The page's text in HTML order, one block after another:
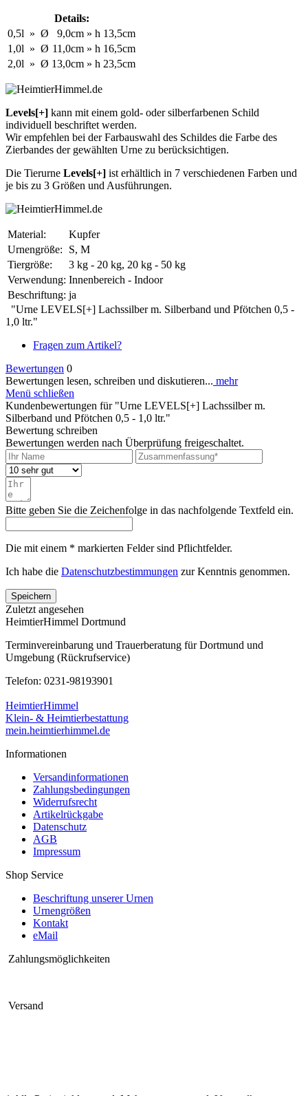
Details:
0,5l » Ø 9,0cm » h 13,5cm
1,0l » Ø 11,0cm » h 16,5cm
2,0l » Ø 13,0cm » h 23,5cm
Levels[+] kann mit einem gold- oder silberfarbenen Schild
individuell beschriftet werden.
Wir empfehlen bei der Farbauswahl des Schildes die Farbe des
Zierbandes der gewählten Urne zu berücksichtigen.
Die Tierurne Levels[+] ist erhältlich in 7 verschiedenen Farben und
je bis zu 3 Größen und Ausführungen.
Material:
Kupfer
Urnengröße:
S, M
Tiergröße:
3 kg - 20 kg, 20 kg - 50 kg
Verwendung: Innenbereich - Indoor
Beschriftung: ja
"Urne LEVELS[+] Lachssilber m. Silberband und Pfötchen 0,5 -
1,0 ltr."
Fragen zum Artikel?
Bewertungen 0
Bewertungen lesen, schreiben und diskutieren... mehr
Menü schließen
Kundenbewertungen für "Urne LEVELS[+] Lachssilber m.
Silberband und Pfötchen 0,5 - 1,0 ltr."
Bewertung schreiben
Bewertungen werden nach Überprüfung freigeschaltet.
Bitte geben Sie die Zeichenfolge in das nachfolgende Textfeld ein.
Die mit einem * markierten Felder sind Pflichtfelder.
Ich habe die Datenschutzbestimmungen zur Kenntnis genommen.
Speichern
Zuletzt angesehen
HeimtierHimmel Dortmund
Terminvereinbarung und Trauerberatung für Dortmund und
Umgebung (Rückrufservice)
Telefon: 0231-98193901
HeimtierHimmel
Klein- & Heimtierbestattung
mein.heimtierhimmel.de
Informationen
Versandinformationen
Zahlungsbedingungen
Widerrufsrecht
Artikelrückgabe
Datenschutz
AGB
Impressum
Shop Service
Beschriftung unserer Urnen
Urnengrößen
Kontakt
eMail
Zahlungsmöglichkeiten
Versand